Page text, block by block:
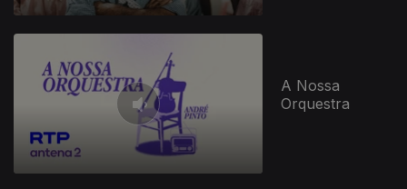
A Nossa
Orquestra